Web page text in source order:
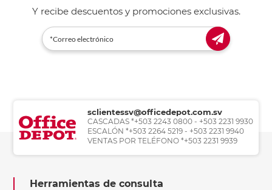
Y recibe descuentos y promociones exclusivas.
sclientessv@officedepot.com.sv
CASCADAS *+503 2243 0800 - +503 2231 9930
ESCALÓN *+503 2264 5219 - +503 2231 9940
VENTAS POR TELÉFONO *+503 2231 9939
Herramientas de consulta